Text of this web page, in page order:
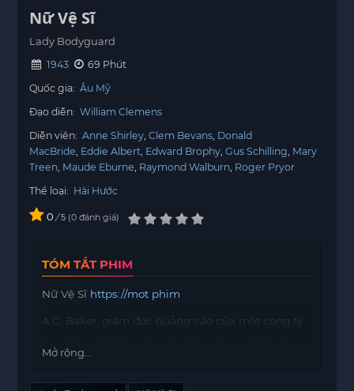
Nữ Vệ Sĩ
Lady Bodyguard
1943
69 Phút
Quốc gia: Âu Mỹ
Đạo diễn: William Clemens
Diễn viên: Anne Shirley Clem Bevans Donald
MacBride Eddie Albert Edward Brophy Gus Schilling Mary
Treen Maude Eburne Raymond Walburn Roger Pryor
Thể loại: Hài Hước
0 / 5 0 đánh giá
TÓM TẮT PHIM
Nữ Vệ Sĩ https://mot phim
A.C. Baker, giám đốc quảng cáo của một công ty
Moore với một đề nghị hấp dẫn. Đổi lại việc sử
Mở rộng...